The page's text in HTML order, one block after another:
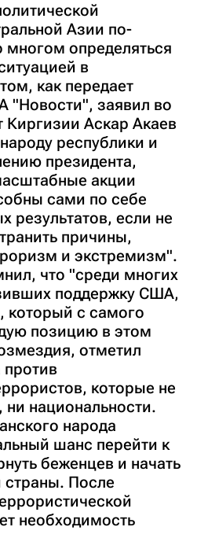
Азии по-
многом определяться
в
как передает
"Новости", заявил во
Киргизии Аскар Акаев
республики и
президента,
акции
сами по себе
результатов, если не
причины,
и экстремизм".
что "среди многих
поддержку США,
который с самого
позицию в этом
отметил
против
которые не
национальности.
народа
шанс перейти к
беженцев и начать
страны. После
необходимость